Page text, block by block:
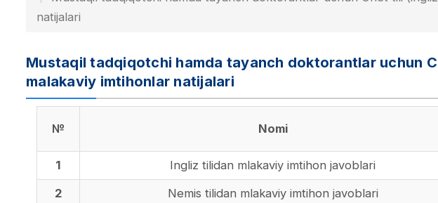
natijalari
Mustaqil tadqiqotchi hamda tayanch doktorantlar uchun
malakaviy imtihonlar natijalari
№ Nomi
1 Ingliz tilidan mlakaviy imtihon javoblari
2 Nemis tilidan mlakaviy imtihon javoblari